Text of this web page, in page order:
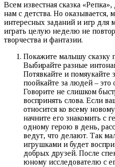
Всем известная сказка
нам с детства. Но
интересных заданий и игр для
играть целую неделю не
творчества и фантазии.
Покажите малышу сказку
Выбирайте разные
Потявкайте и помяукайте
поойкайте за людей – это
Говорите не слишком
воспринять слова. Если
относится ко всему
начните его знакомить с
одному герою в день,
ведут, что делают. Так
игрушками и будет
добрых друзей. После
юному исследователю с